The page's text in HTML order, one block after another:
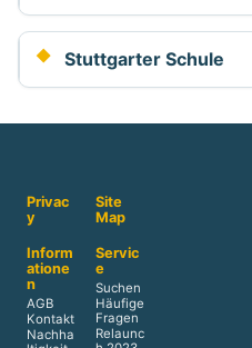
Stuttgarter Schule
Privac
y
Site
Map
Inform
atione
n
AGB
Kontakt
Nachha
Servic
e
Suchen
Häufige
Fragen
Relaunc